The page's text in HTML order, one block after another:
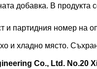
добавка. В продукта
и партидния номер на
и хладно място.
Co., Ltd. No.20